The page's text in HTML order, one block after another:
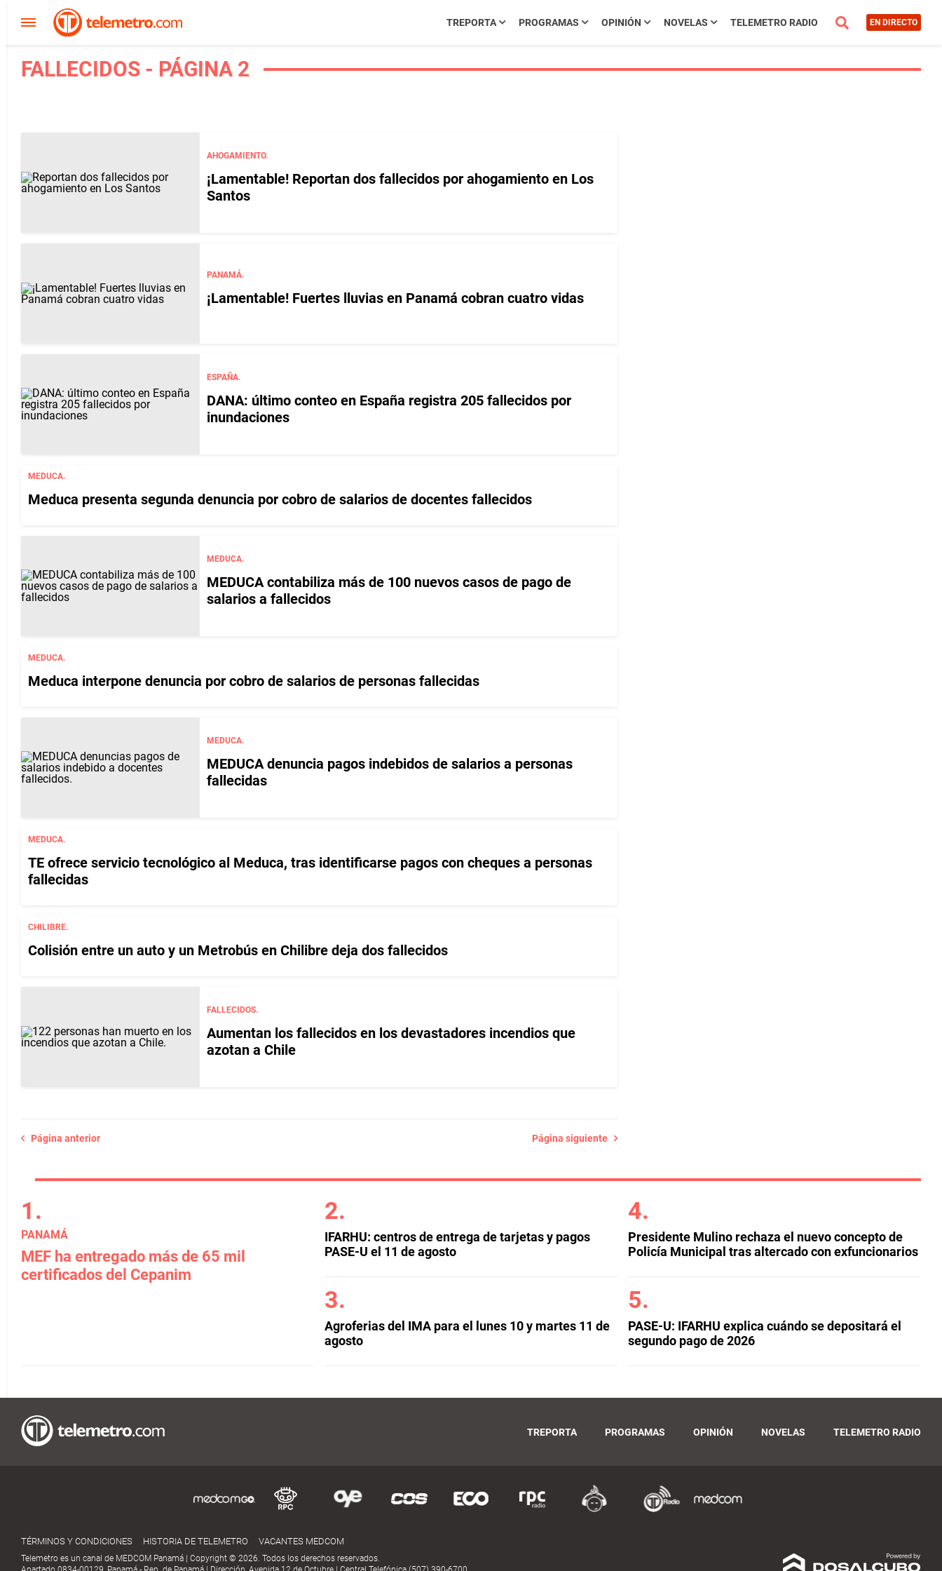
TREPORTA PROGRAMAS OPINIÓN NOVELAS TELEMETRO RADIO EN DIRECTO
FALLECIDOS - PÁGINA 2
AHOGAMIENTO.
¡Lamentable! Reportan dos fallecidos por ahogamiento en Los
Santos
PANAMÁ.
¡Lamentable! Fuertes lluvias en Panamá cobran cuatro vidas
ESPAÑA.
DANA: último conteo en España registra 205 fallecidos por
inundaciones
MEDUCA.
Meduca presenta segunda denuncia por cobro de salarios de docentes fallecidos
MEDUCA.
MEDUCA contabiliza más de 100 nuevos casos de pago de
salarios a fallecidos
MEDUCA.
Meduca interpone denuncia por cobro de salarios de personas fallecidas
MEDUCA.
MEDUCA denuncia pagos indebidos de salarios a personas
fallecidas
MEDUCA.
TE ofrece servicio tecnológico al Meduca, tras identificarse pagos con cheques a personas
fallecidas
CHILIBRE.
Colisión entre un auto y un Metrobús en Chilibre deja dos fallecidos
FALLECIDOS.
Aumentan los fallecidos en los devastadores incendios que
azotan a Chile
Página anterior Página siguiente
PANAMÁ
MEF ha entregado más de 65 mil
certificados del Cepanim
IFARHU: centros de entrega de tarjetas y pagos
PASE-U el 11 de agosto
Agroferias del IMA para el lunes 10 y martes 11 de
agosto
Presidente Mulino rechaza el nuevo concepto de
Policía Municipal tras altercado con exfuncionarios
PASE-U: IFARHU explica cuándo se depositará el
segundo pago de 2026
TREPORTA PROGRAMAS OPINIÓN NOVELAS TELEMETRO RADIO
TÉRMINOS Y CONDICIONES HISTORIA DE TELEMETRO VACANTES MEDCOM
Telemetro es un canal de MEDCOM Panamá | Copyright © 2026. Todos los derechos reservados.